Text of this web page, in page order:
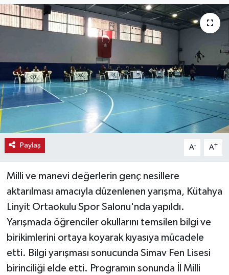
Paylaş A- A+
Milli ve manevi değerlerin genç nesillere
aktarılması amacıyla düzenlenen yarışma, Kütahya
Linyit Ortaokulu Spor Salonu'nda yapıldı.
Yarışmada öğrenciler okullarını temsilen bilgi ve
birikimlerini ortaya koyarak kıyasıya mücadele
etti. Bilgi yarışması sonucunda Simav Fen Lisesi
birinciliği elde etti. Programın sonunda İl Milli
Haber İlanlar
Magazin
Resmi İlanlar
Sağlık
Spor
Teknoloji